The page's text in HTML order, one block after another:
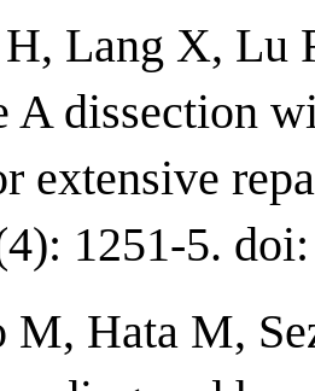
Lang X, Lu
A dissection
extensive
1251-5.
M, Hata M,